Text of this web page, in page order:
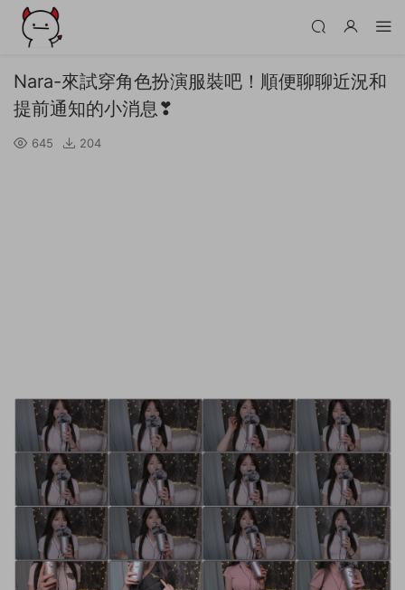
Nara-來試穿角色扮演服裝吧！順便聊聊近況和
提前通知的小消息❣
645 204